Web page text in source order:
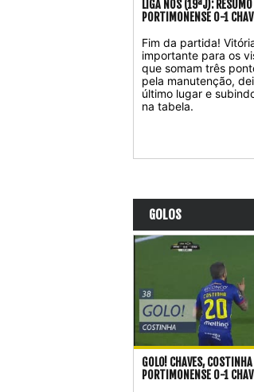
LIGA NOS (19ªJ): RESUMO
PORTIMONENSE 0-1
Fim da partida!
importante para os
que somam três
pela manutenção,
último lugar e
na tabela.
GOLOS
GOLO! CHAVES,
PORTIMONENSE 0-1